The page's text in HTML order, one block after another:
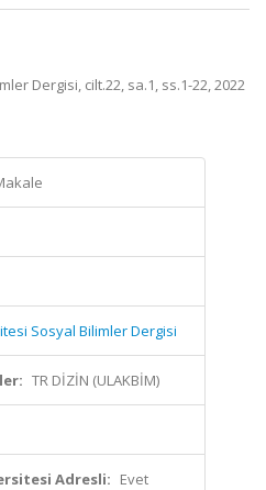
Dergisi, cilt.22, sa.1, ss.1-22, 2022
Sosyal Bilimler Dergisi
TR DİZİN (ULAKBİM)
Adresli: Evet